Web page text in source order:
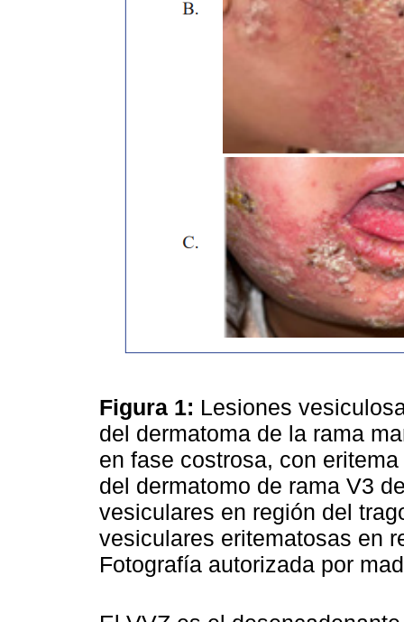
Figura 1: Lesiones
del dermatoma de la rama
en fase costrosa, con
del dermatomo de rama V3
vesiculares en región del
vesiculares eritematosas en
Fotografía autorizada por